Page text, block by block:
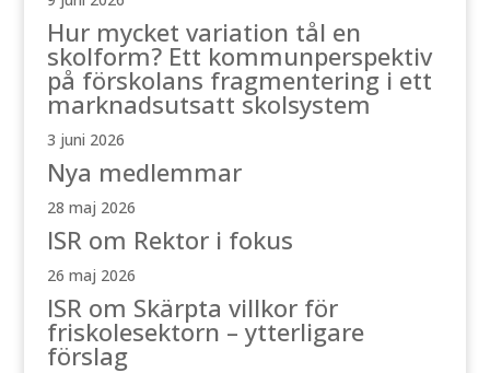
Hur mycket variation tål en
skolform? Ett kommunperspektiv
på förskolans fragmentering i ett
marknadsutsatt skolsystem
3 juni 2026
Nya medlemmar
28 maj 2026
ISR om Rektor i fokus
26 maj 2026
ISR om Skärpta villkor för
friskolesektorn – ytterligare
förslag